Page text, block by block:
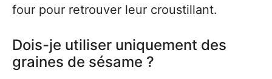
four pour retrouver leur croustillant.
Dois-je utiliser uniquement des
graines de sésame ?